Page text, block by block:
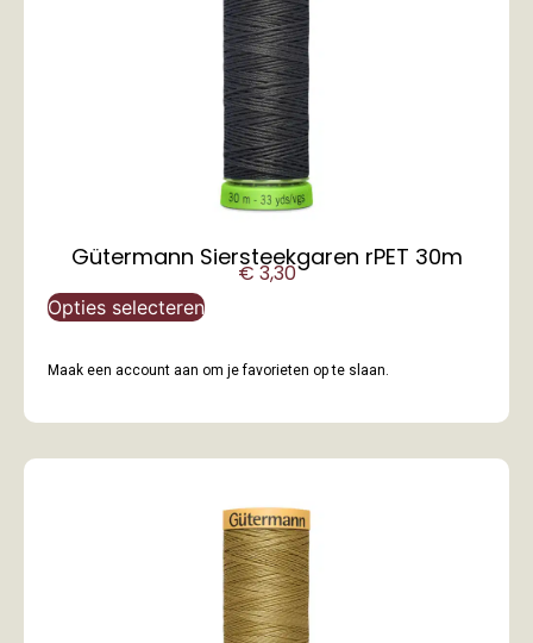
Gütermann Siersteekgaren rPET 30m
€3,30
Opties selecteren
Maak een account aan om je favorieten op te slaan.